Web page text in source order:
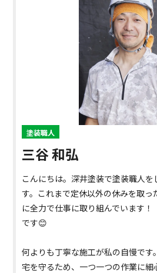
塗装職人
三谷 和弘
こんにちは。深井塗装で塗装職人を
す。これまで定休以外の休みを取っ
に全力で仕事に取り組んでいます
です😊
何よりも丁寧な施工が私の自慢です
宅を守るため、一つ一つの作業に